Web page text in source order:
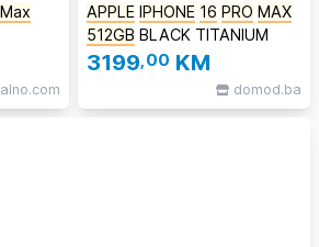
Max
APPLE IPHONE 16 PRO MAX
512GB BLACK TITANIUM
3199,00 KM
domod.ba